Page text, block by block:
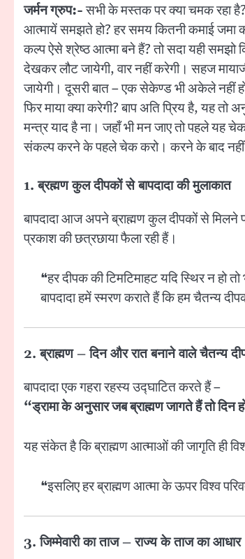
जर्मन ग्रुप:-सभी के मस्तक पर क्या चमक रहा
आत्मायें समझते हो? हर समय कितनी कमाई जमा
कल्प ऐसे श्रेष्ठ आत्मा बने हैं? तो सदा यही समझो
देखकर लौट जायेगी, वार नहीं करेगी। सहज
जायेगी। दूसरी बात – एक सेकेण्ड भी अकेले नहीं
फिर माया क्या करेगी? बाप अति प्रिय है, यह तो
मन्‍त्र याद है ना। जहाँ भी मन जाए तो पहले यह
संकल्प करने के पहले चेक करो। करने के बाद
1. ब्रह्मण कुल दीपकों से बापदादा की मुलाकात
बापदादा आज अपने ब्राह्मण कुल दीपकों से मिलने
प्रकाश की छत्रछाया फैला रही हैं।
❝हर दीपक की टिमटिमाहट यदि स्थिर न हो
बापदादा हमें स्मरण कराते हैं कि हम चैतन्य
2. ब्राह्मण – दिन और रात बनाने वाले चैतन्य
बापदादा एक गहरा रहस्य उद्घाटित करते हैं –
“ड्रामा के अनुसार जब ब्राह्मण जागते हैं तो दिन
यह संकेत है कि ब्राह्मण आत्माओं की जागृति ही
❝इसलिए हर ब्राह्मण आत्मा के ऊपर विश्व
3. जिम्मेवारी का ताज – राज्य के ताज का आधार